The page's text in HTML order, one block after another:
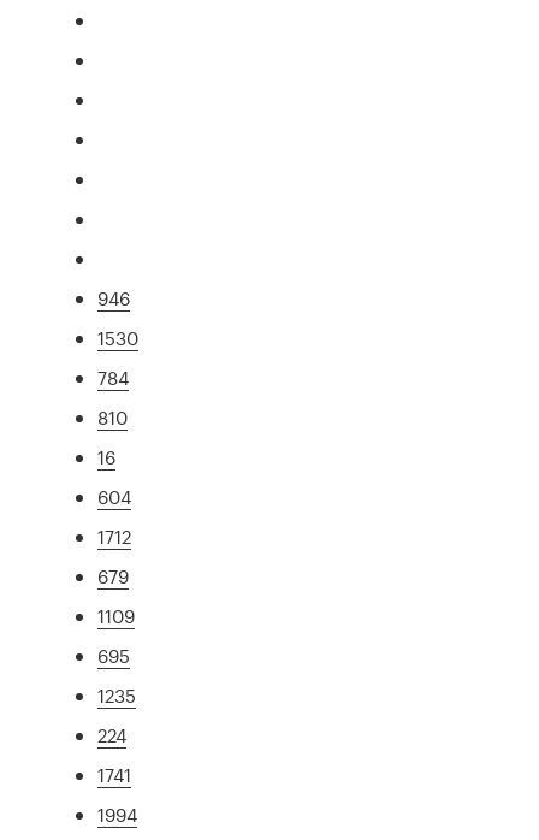
946
1530
784
810
16
604
1712
679
1109
695
1235
224
1741
1994